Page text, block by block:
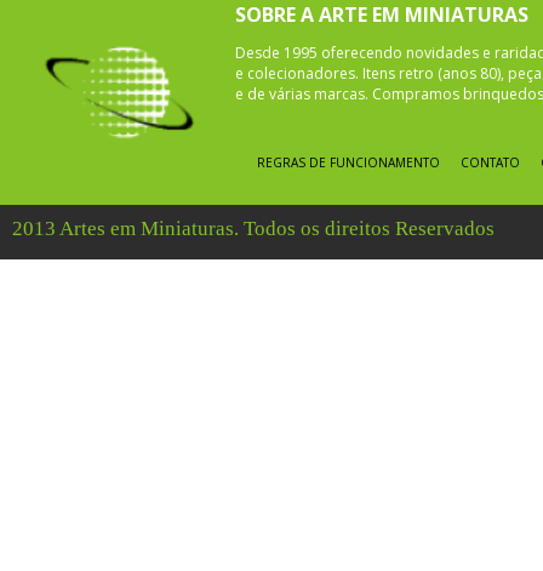
SOBRE A ARTE EM MINIATURAS
Desde 1995 oferecendo novidades e
e colecionadores. Itens retro (anos 80),
e de várias marcas. Compramos
REGRAS DE FUNCIONAMENTO CONTATO
2013 Artes em Miniaturas. Todos os direitos Reservados